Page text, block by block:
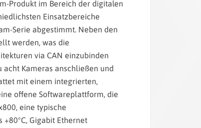
Produkt im Bereich der digitalen
Einsatzbereiche
Serie abgestimmt. Neben den
werden, was die
via CAN einzubinden
acht Kameras anschließen und
mit einem integrierten,
offene Softwareplattform, die
eine typische
Gigabit Ethernet